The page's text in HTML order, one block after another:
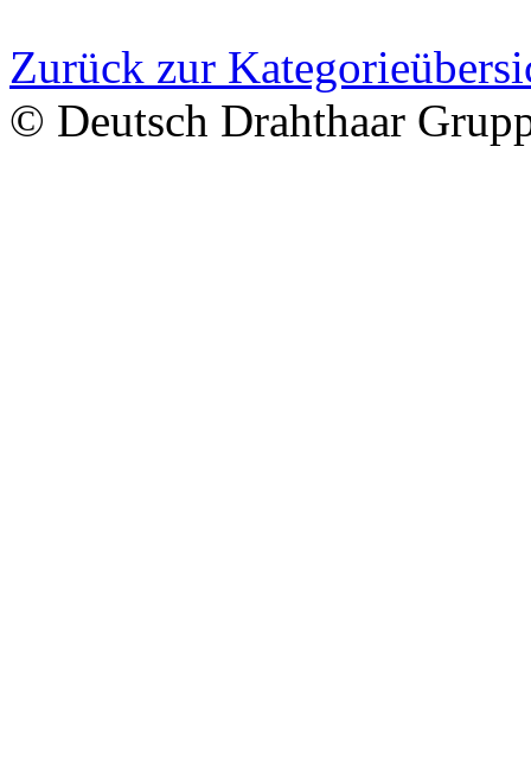
Zurück zur
© Deutsch Drahthaar